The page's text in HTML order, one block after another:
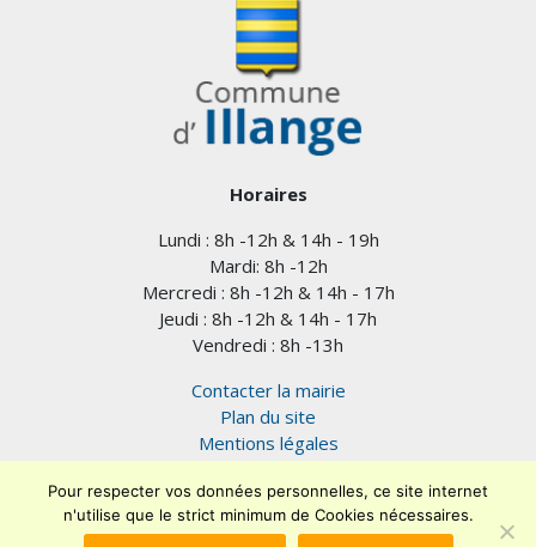
Horaires
Lundi : 8h -12h & 14h - 19h
Mardi: 8h -12h
Mercredi : 8h -12h & 14h - 17h
Jeudi : 8h -12h & 14h - 17h
Vendredi : 8h -13h
Contacter la mairie
Plan du site
Mentions légales
Accessibilité (en cours)
Pour respecter vos données personnelles, ce site internet
n'utilise que le strict minimum de Cookies nécessaires.